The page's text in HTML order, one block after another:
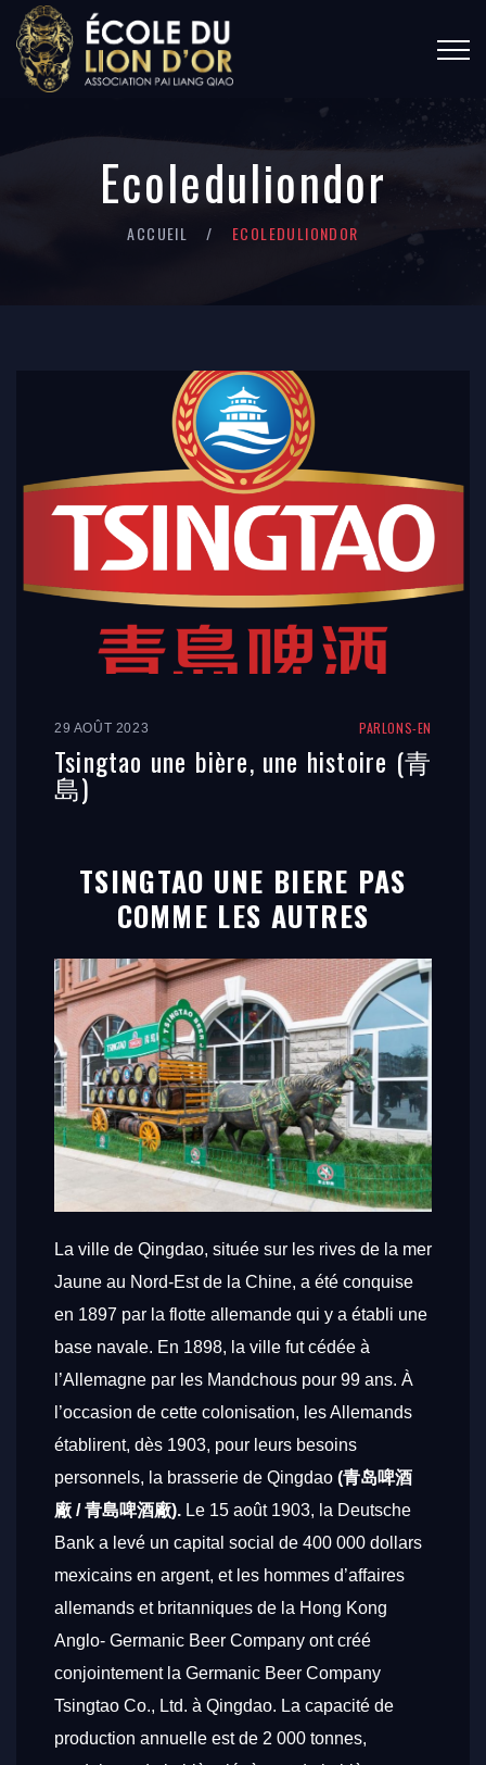
Ecoleduliondor
ACCUEIL ECOLEDULIONDOR
29 AOÛT 2023 PARLONS-EN
Tsingtao une bière, une histoire (青
島)
TSINGTAO UNE BIERE PAS
COMME LES AUTRES
La ville de Qingdao, située sur les rives de la mer
Jaune au Nord-Est de la Chine, a été conquise
en 1897 par la flotte allemande qui y a établi une
base navale. En 1898, la ville fut cédée à
l’Allemagne par les Mandchous pour 99 ans. À
l’occasion de cette colonisation, les Allemands
établirent, dès 1903, pour leurs besoins
personnels, la brasserie de Qingdao (青岛啤酒
廠 /青島啤酒廠). Le 15 août 1903, la Deutsche
Bank a levé un capital social de 400 000 dollars
mexicains en argent, et les hommes d’affaires
allemands et britanniques de la Hong Kong
Anglo- Germanic Beer Company ont créé
conjointement la Germanic Beer Company
Tsingtao Co., Ltd. à Qingdao. La capacité de
production annuelle est de 2 000 tonnes,